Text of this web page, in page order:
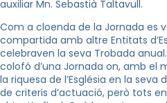
auxiliar Mn. Sebastià Taltavull.
Com a cloenda de la Jornada es
compartida amb altre Entitats
celebraven la seva Trobada anual.
colofó d’una Jornada on, amb el
la riquesa de l’Església en la
de criteris d’actuació, però tots